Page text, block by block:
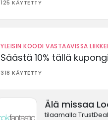
125 KÄYTETTY
YLEISIN KOODI VASTAAVISSA
Säästä 10% tällä
318 KÄYTETTY
Älä missaa
tilaamalla